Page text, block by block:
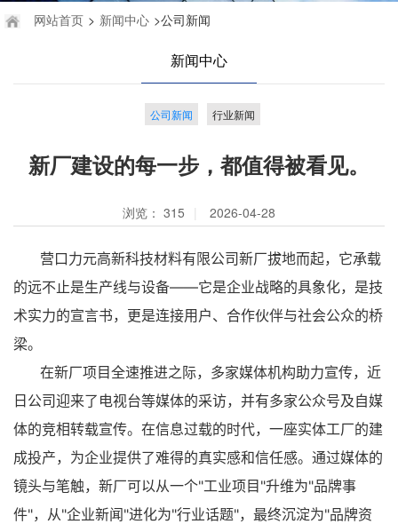
网站首页 > 新闻中心 >公司新闻
新闻中心
公司新闻 行业新闻
新厂建设的每一步，都值得被看见。
浏览： 315 2026-04-28
营口力元高新科技材料有限公司新厂拔地而起，它承载
的远不止是生产线与设备——它是企业战略的具象化，是技
术实力的宣言书，更是连接用户、合作伙伴与社会公众的桥
梁。
在新厂项目全速推进之际，多家媒体机构助力宣传，近
日公司迎来了电视台等媒体的采访，并有多家公众号及自媒
体的竞相转载宣传。在信息过载的时代，一座实体工厂的建
成投产，为企业提供了难得的真实感和信任感。通过媒体的
镜头与笔触，新厂可以从一个"工业项目"升维为"品牌事
件"，从"企业新闻"进化为"行业话题"，最终沉淀为"品牌资